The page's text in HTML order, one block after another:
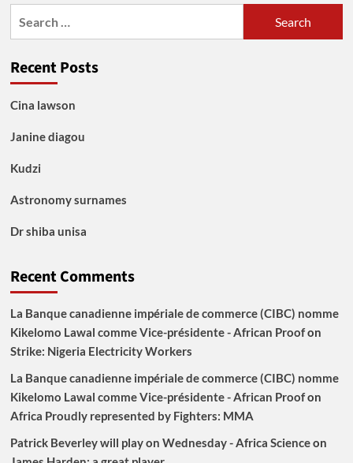
Recent Posts
Cina lawson
Janine diagou
Kudzi
Astronomy surnames
Dr shiba unisa
Recent Comments
La Banque canadienne impériale de commerce (CIBC) nomme
Kikelomo Lawal comme Vice-présidente - African Proofon
Strike: Nigeria Electricity Workers
La Banque canadienne impériale de commerce (CIBC) nomme
Kikelomo Lawal comme Vice-présidente - African Proofon
Africa Proudly represented by Fighters: MMA
Patrick Beverley will play on Wednesday - Africa Scienceon